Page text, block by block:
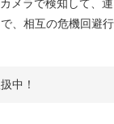
メラで検知して、運
、相互の危機回避行
中！